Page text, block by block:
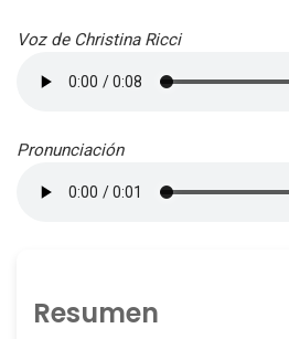
Voz de Christina Ricci
Pronunciación
Resumen